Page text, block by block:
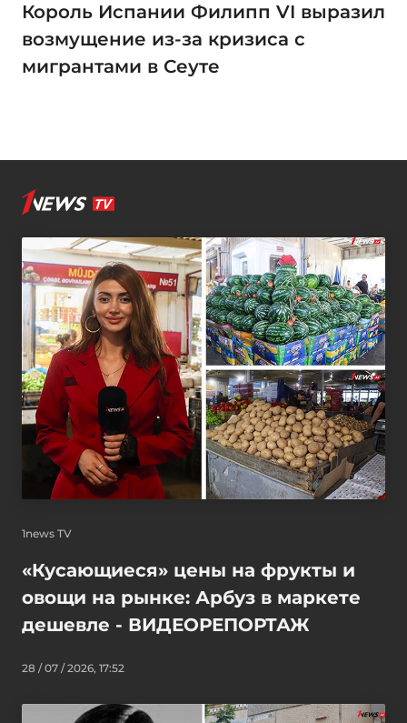
Король Испании Филипп VI выразил
возмущение из-за кризиса с
мигрантами в Сеуте
1news TV
«Кусающиеся» цены на фрукты и
овощи на рынке: Арбуз в маркете
дешевле - ВИДЕОРЕПОРТАЖ
28 / 07 / 2026, 17:52